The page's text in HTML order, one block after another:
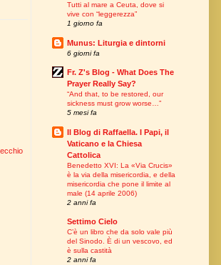
Tutti al mare a Ceuta, dove si
vive con “leggerezza”
1 giorno fa
Munus: Liturgia e dintorni
6 giorni fa
Fr. Z's Blog - What Does The
Prayer Really Say?
“And that, to be restored, our
sickness must grow worse…”
5 mesi fa
Il Blog di Raffaella. I Papi, il
Vaticano e la Chiesa
Cattolica
Benedetto XVI: La «Via Crucis»
è la via della misericordia, e della
misericordia che pone il limite al
male (14 aprile 2006)
2 anni fa
Settimo Cielo
C’è un libro che da solo vale più
del Sinodo. È di un vescovo, ed
è sulla castità
2 anni fa